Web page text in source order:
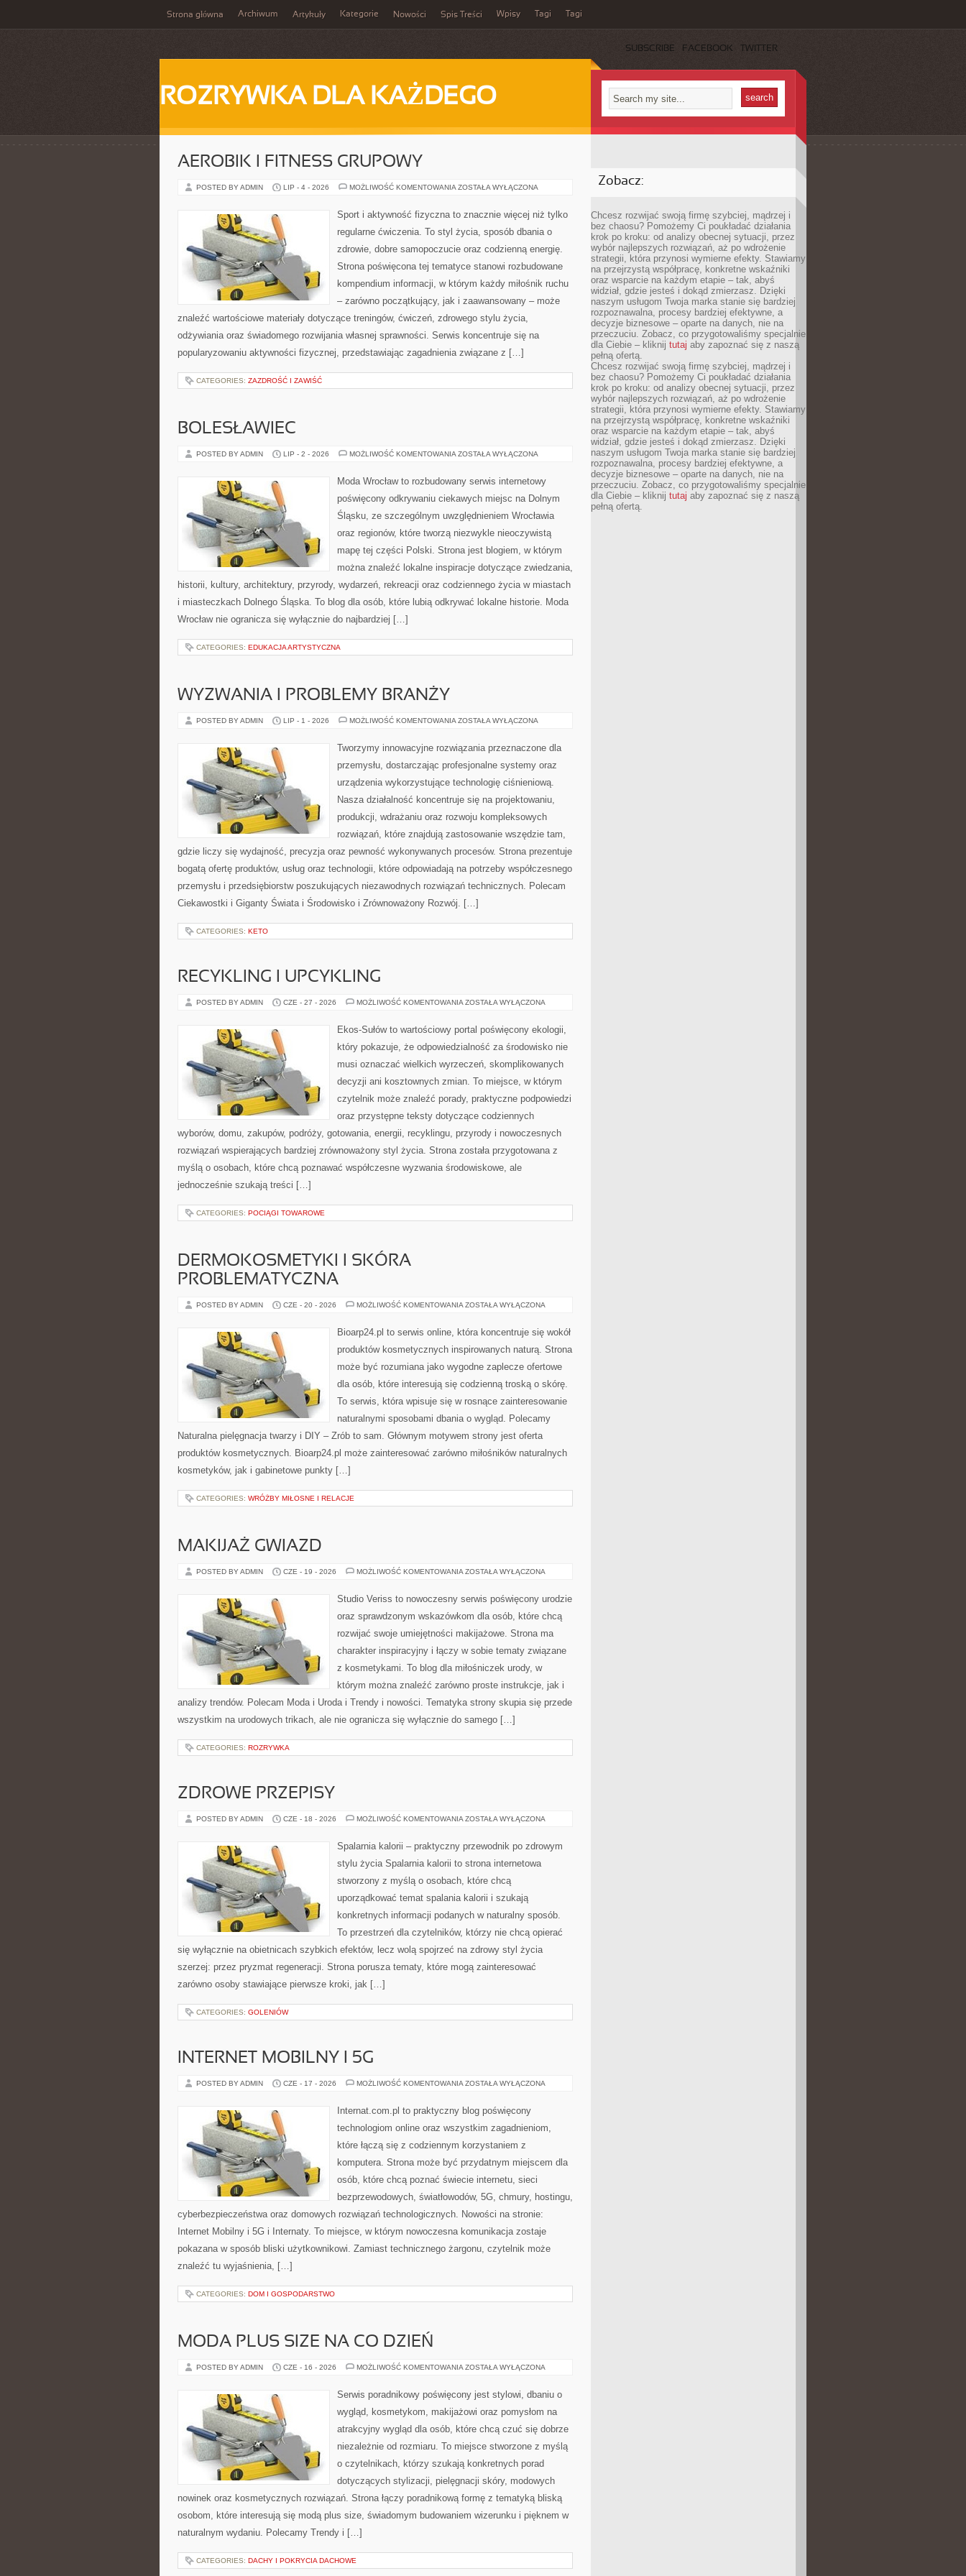
Strona główna Archiwum Artykuły Kategorie Nowości Spis Treści Wpisy Tagi Tagi
SUBSCRIBE FACEBOOK TWITTER
ROZRYWKA DLA KAŻDEGO
AEROBIK I FITNESS GRUPOWY
POSTED BY ADMIN LIP - 4 - 2026 MOŻLIWOŚĆ KOMENTOWANIA AEROBIK
GRUPOWY
ZOSTAŁA WYŁĄCZONA
Sport i aktywność fizyczna to znacznie więcej niż tylko
regularne ćwiczenia. To styl życia, sposób dbania o
zdrowie, dobre samopoczucie oraz codzienną energię.
Strona poświęcona tej tematyce stanowi rozbudowane
kompendium informacji, w którym każdy miłośnik ruchu
– zarówno początkujący, jak i zaawansowany – może
znaleźć wartościowe materiały dotyczące treningów, ćwiczeń, zdrowego stylu życia,
odżywiania oraz świadomego rozwijania własnej sprawności. Serwis koncentruje się na
popularyzowaniu aktywności fizycznej, przedstawiając zagadnienia związane z […]
CATEGORIES: ZAZDROŚĆ I ZAWIŚĆ
BOLESŁAWIEC
POSTED BY ADMIN LIP - 2 - 2026 MOŻLIWOŚĆ KOMENTOWANIA BOLESŁAWIEC
ZOSTAŁA WYŁĄCZONA
Moda Wrocław to rozbudowany serwis internetowy
poświęcony odkrywaniu ciekawych miejsc na Dolnym
Śląsku, ze szczególnym uwzględnieniem Wrocławia
oraz regionów, które tworzą niezwykle nieoczywistą
mapę tej części Polski. Strona jest blogiem, w którym
można znaleźć lokalne inspiracje dotyczące zwiedzania,
historii, kultury, architektury, przyrody, wydarzeń, rekreacji oraz codziennego życia w miastach
i miasteczkach Dolnego Śląska. To blog dla osób, które lubią odkrywać lokalne historie. Moda
Wrocław nie ogranicza się wyłącznie do najbardziej […]
CATEGORIES: EDUKACJA ARTYSTYCZNA
WYZWANIA I PROBLEMY BRANŻY
POSTED BY ADMIN LIP - 1 - 2026 MOŻLIWOŚĆ KOMENTOWANIA WYZWANIA
BRANŻY
ZOSTAŁA WYŁĄCZONA
Tworzymy innowacyjne rozwiązania przeznaczone dla
przemysłu, dostarczając profesjonalne systemy oraz
urządzenia wykorzystujące technologię ciśnieniową.
Nasza działalność koncentruje się na projektowaniu,
produkcji, wdrażaniu oraz rozwoju kompleksowych
rozwiązań, które znajdują zastosowanie wszędzie tam,
gdzie liczy się wydajność, precyzja oraz pewność wykonywanych procesów. Strona prezentuje
bogatą ofertę produktów, usług oraz technologii, które odpowiadają na potrzeby współczesnego
przemysłu i przedsiębiorstw poszukujących niezawodnych rozwiązań technicznych. Polecam
Ciekawostki i Giganty Świata i Środowisko i Zrównoważony Rozwój. […]
CATEGORIES: KETO
RECYKLING I UPCYKLING
POSTED BY ADMIN CZE - 27 - 2026 MOŻLIWOŚĆ KOMENTOWANIA RECYKLING
ZOSTAŁA WYŁĄCZONA
Ekos-Sułów to wartościowy portal poświęcony ekologii,
który pokazuje, że odpowiedzialność za środowisko nie
musi oznaczać wielkich wyrzeczeń, skomplikowanych
decyzji ani kosztownych zmian. To miejsce, w którym
czytelnik może znaleźć porady, praktyczne podpowiedzi
oraz przystępne teksty dotyczące codziennych
wyborów, domu, zakupów, podróży, gotowania, energii, recyklingu, przyrody i nowoczesnych
rozwiązań wspierających bardziej zrównoważony styl życia. Strona została przygotowana z
myślą o osobach, które chcą poznawać współczesne wyzwania środowiskowe, ale
jednocześnie szukają treści […]
CATEGORIES: POCIĄGI TOWAROWE
DERMOKOSMETYKI I SKÓRA
PROBLEMATYCZNA
POSTED BY ADMIN CZE - 20 - 2026 MOŻLIWOŚĆ KOMENTOWANIA DERMOKOSMETYKI
PROBLEMATYCZNA
ZOSTAŁA WYŁĄCZONA
Bioarp24.pl to serwis online, która koncentruje się wokół
produktów kosmetycznych inspirowanych naturą. Strona
może być rozumiana jako wygodne zaplecze ofertowe
dla osób, które interesują się codzienną troską o skórę.
To serwis, która wpisuje się w rosnące zainteresowanie
naturalnymi sposobami dbania o wygląd. Polecamy
Naturalna pielęgnacja twarzy i DIY – Zrób to sam. Głównym motywem strony jest oferta
produktów kosmetycznych. Bioarp24.pl może zainteresować zarówno miłośników naturalnych
kosmetyków, jak i gabinetowe punkty […]
CATEGORIES: WRÓŻBY MIŁOSNE I RELACJE
MAKIJAŻ GWIAZD
POSTED BY ADMIN CZE - 19 - 2026 MOŻLIWOŚĆ KOMENTOWANIA MAKIJAŻ
ZOSTAŁA WYŁĄCZONA
Studio Veriss to nowoczesny serwis poświęcony urodzie
oraz sprawdzonym wskazówkom dla osób, które chcą
rozwijać swoje umiejętności makijażowe. Strona ma
charakter inspiracyjny i łączy w sobie tematy związane
z kosmetykami. To blog dla miłośniczek urody, w
którym można znaleźć zarówno proste instrukcje, jak i
analizy trendów. Polecam Moda i Uroda i Trendy i nowości. Tematyka strony skupia się przede
wszystkim na urodowych trikach, ale nie ogranicza się wyłącznie do samego […]
CATEGORIES: ROZRYWKA
ZDROWE PRZEPISY
POSTED BY ADMIN CZE - 18 - 2026 MOŻLIWOŚĆ KOMENTOWANIA ZDROWE
ZOSTAŁA WYŁĄCZONA
Spalarnia kalorii – praktyczny przewodnik po zdrowym
stylu życia Spalarnia kalorii to strona internetowa
stworzony z myślą o osobach, które chcą
uporządkować temat spalania kalorii i szukają
konkretnych informacji podanych w naturalny sposób.
To przestrzeń dla czytelników, którzy nie chcą opierać
się wyłącznie na obietnicach szybkich efektów, lecz wolą spojrzeć na zdrowy styl życia
szerzej: przez pryzmat regeneracji. Strona porusza tematy, które mogą zainteresować
zarówno osoby stawiające pierwsze kroki, jak […]
CATEGORIES: GOLENIÓW
INTERNET MOBILNY I 5G
POSTED BY ADMIN CZE - 17 - 2026 MOŻLIWOŚĆ KOMENTOWANIA INTERNET
5G
ZOSTAŁA WYŁĄCZONA
Internat.com.pl to praktyczny blog poświęcony
technologiom online oraz wszystkim zagadnieniom,
które łączą się z codziennym korzystaniem z
komputera. Strona może być przydatnym miejscem dla
osób, które chcą poznać świecie internetu, sieci
bezprzewodowych, światłowodów, 5G, chmury, hostingu,
cyberbezpieczeństwa oraz domowych rozwiązań technologicznych. Nowości na stronie:
Internet Mobilny i 5G i Internaty. To miejsce, w którym nowoczesna komunikacja zostaje
pokazana w sposób bliski użytkownikowi. Zamiast technicznego żargonu, czytelnik może
znaleźć tu wyjaśnienia, […]
CATEGORIES: DOM I GOSPODARSTWO
MODA PLUS SIZE NA CO DZIEŃ
POSTED BY ADMIN CZE - 16 - 2026 MOŻLIWOŚĆ KOMENTOWANIA MODA
CO
ZOSTAŁA WYŁĄCZONA
Serwis poradnikowy poświęcony jest stylowi, dbaniu o
wygląd, kosmetykom, makijażowi oraz pomysłom na
atrakcyjny wygląd dla osób, które chcą czuć się dobrze
niezależnie od rozmiaru. To miejsce stworzone z myślą
o czytelnikach, którzy szukają konkretnych porad
dotyczących stylizacji, pielęgnacji skóry, modowych
nowinek oraz kosmetycznych rozwiązań. Strona łączy poradnikową formę z tematyką bliską
osobom, które interesują się modą plus size, świadomym budowaniem wizerunku i pięknem w
naturalnym wydaniu. Polecamy Trendy i […]
CATEGORIES: DACHY I POKRYCIA DACHOWE
Zobacz:
Chcesz rozwijać swoją firmę szybciej, mądrzej i
bez chaosu? Pomożemy Ci poukładać działania
krok po kroku: od analizy obecnej sytuacji, przez
wybór najlepszych rozwiązań, aż po wdrożenie
strategii, która przynosi wymierne efekty. Stawiamy
na przejrzystą współpracę, konkretne wskaźniki
oraz wsparcie na każdym etapie – tak, abyś
widział, gdzie jesteś i dokąd zmierzasz. Dzięki
naszym usługom Twoja marka stanie się bardziej
rozpoznawalna, procesy bardziej efektywne, a
decyzje biznesowe – oparte na danych, nie na
przeczuciu. Zobacz, co przygotowaliśmy specjalnie
dla Ciebie – kliknij tutaj aby zapoznać się z naszą
pełną ofertą.
Chcesz rozwijać swoją firmę szybciej, mądrzej i
bez chaosu? Pomożemy Ci poukładać działania
krok po kroku: od analizy obecnej sytuacji, przez
wybór najlepszych rozwiązań, aż po wdrożenie
strategii, która przynosi wymierne efekty. Stawiamy
na przejrzystą współpracę, konkretne wskaźniki
oraz wsparcie na każdym etapie – tak, abyś
widział, gdzie jesteś i dokąd zmierzasz. Dzięki
naszym usługom Twoja marka stanie się bardziej
rozpoznawalna, procesy bardziej efektywne, a
decyzje biznesowe – oparte na danych, nie na
przeczuciu. Zobacz, co przygotowaliśmy specjalnie
dla Ciebie – kliknij tutaj aby zapoznać się z naszą
pełną ofertą.